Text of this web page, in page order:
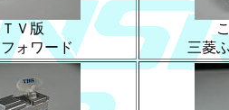
Ｖ版
ォワード
三菱